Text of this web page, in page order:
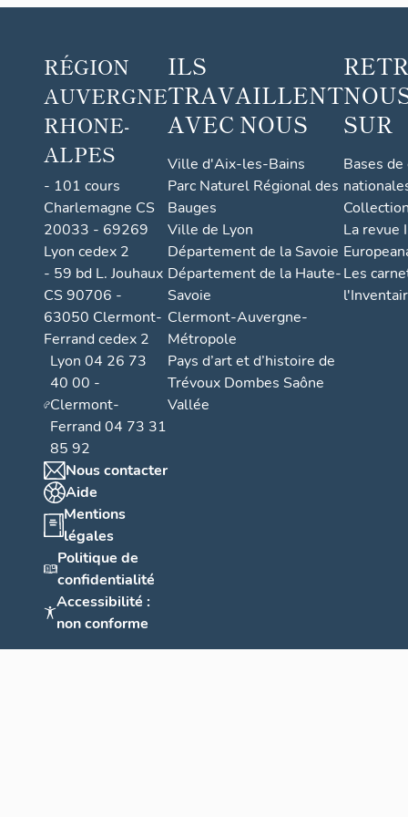
RÉGION
AUVERGNE
RHONE-
ALPES
- 101 cours
Charlemagne CS
20033 - 69269
Lyon cedex 2
- 59 bd L. Jouhaux
CS 90706 -
63050 Clermont-
Ferrand cedex 2
Lyon 04 26 73
40 00 -
Clermont-
Ferrand 04 73 31
85 92
Nous contacter
Aide
Mentions
légales
Politique de
confidentialité
Accessibilité :
non conforme
ILS
TRAVAILLENT
AVEC NOUS
Ville d'Aix-les-Bains
Parc Naturel Régional des
Bauges
Ville de Lyon
Département de la Savoie
Département de la Haute-
Savoie
Clermont-Auvergne-
Métropole
Pays d’art et d’histoire de
Trévoux Dombes Saône
Vallée
SUR
Bases
La revue
Les